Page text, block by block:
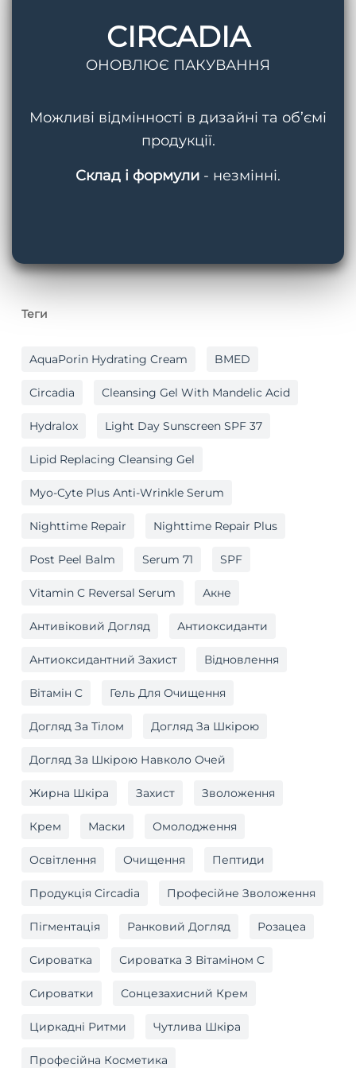
Circadia для природної ревіталізації шкіри.
Сучасна естетична косметологія постійно…
Теги
AquaPorin Hydrating Cream BMED
Circadia Cleansing Gel With Mandelic Acid
Hydralox Light Day Sunscreen SPF 37
Lipid Replacing Cleansing Gel
Myo-Cyte Plus Anti-Wrinkle Serum
Nighttime Repair Nighttime Repair Plus
Post Peel Balm Serum 71 SPF
Vitamin C Reversal Serum Акне
Антивіковий Догляд Антиоксиданти
Антиоксидантний Захист Відновлення
Вітамін C Гель Для Очищення
Догляд За Тілом Догляд За Шкірою
Догляд За Шкірою Навколо Очей
Жирна Шкіра Захист Зволоження
Крем Маски Омолодження
Освітлення Очищення Пептиди
Продукція Circadia Професійне Зволоження
Пігментація Ранковий Догляд Розацеа
Сироватка Сироватка З Вітаміном C
Сироватки Сонцезахисний Крем
Циркадні Ритми Чутлива Шкіра
Професійна Косметика
CIRCADIA
ОНОВЛЮЄ ПАКУВАННЯ
Можливі відмінності в дизайні та об’ємі
продукції.
Склад і формули - незмінні.